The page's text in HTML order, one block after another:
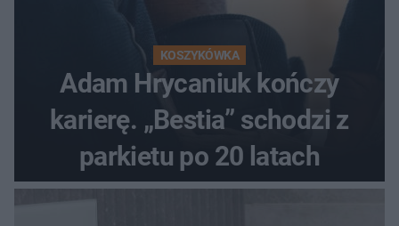
KOSZYKÓWKA
Adam Hrycaniuk kończy
karierę. „Bestia” schodzi z
parkietu po 20 latach